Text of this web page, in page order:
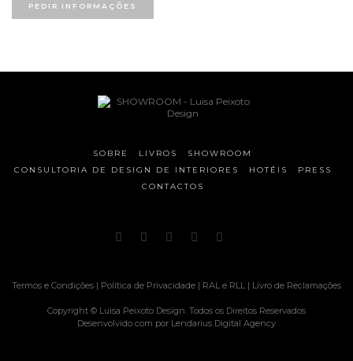
PEDIR INFORMAÇÕES
SOBRE LIVROS
SHOWROOM
CONSULTORIA DE DESIGN DE INTERIORES
HOTÉIS
PRESS
CONTACTOS
Termos e Condições | Política de Privacidade | RAL e RLL | Livro de Reclamações
Copyright © Luisa Peixoto Design. Todos os Direitos Reservados
Desenvolvido com por Lendarius Digital Agency